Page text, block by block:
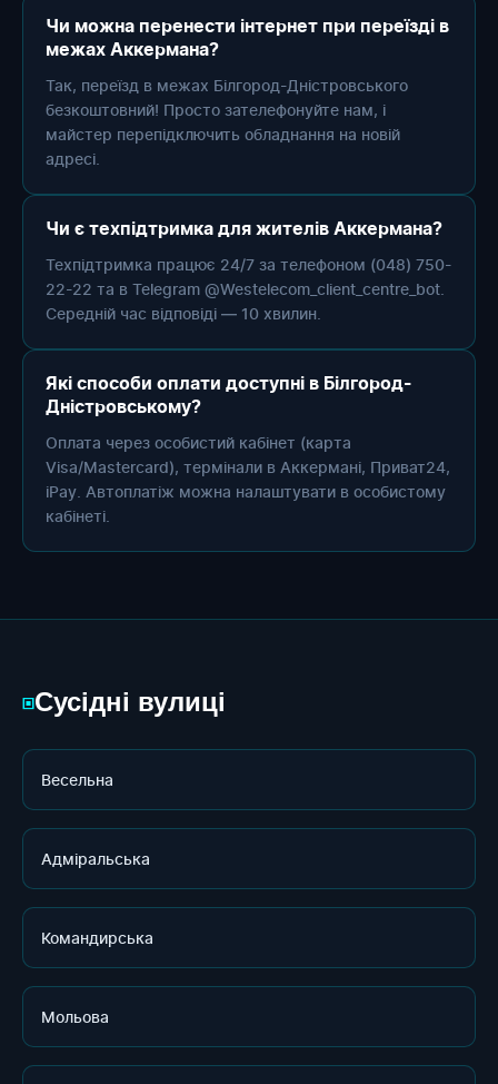
Чи можна перенести інтернет при переїзді в
межах Аккермана?
Так, переїзд в межах Білгород-Дністровського
безкоштовний! Просто зателефонуйте нам, і
майстер перепідключить обладнання на новій
адресі.
Чи є техпідтримка для жителів Аккермана?
Техпідтримка працює 24/7 за телефоном (048) 750-
22-22 та в Telegram @Westelecom_client_centre_bot.
Середній час відповіді — 10 хвилин.
Які способи оплати доступні в Білгород-
Дністровському?
Оплата через особистий кабінет (карта
Visa/Mastercard), термінали в Аккермані, Приват24,
iPay. Автоплатіж можна налаштувати в особистому
кабінеті.
▣Сусідні вулиці
Весельна
Адміральська
Командирська
Мольова